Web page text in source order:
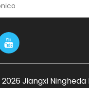
2026 Jiangxi